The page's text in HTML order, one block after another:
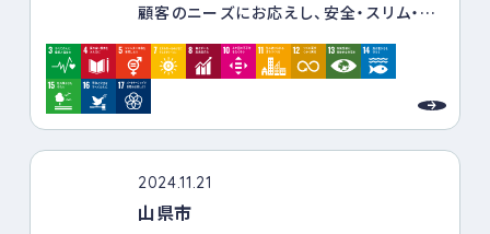
顧客のニーズにお応えし、安全・スリム・高
社会や地域への貢献活動、環境の負荷削
減の取り組みを行っております。
今後も、持続可能な社会の実現、社会的課
題の解決に取り組んでまいります。
2024.11.21
山県市